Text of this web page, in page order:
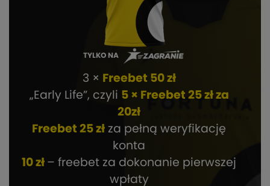
TYLKO NA
3 × Freebet 50 zł
„Early Life”, czyli 5 × Freebet 25 zł za
20zł
Freebet 25 zł za pełną weryfikację
konta
10 zł – freebet za dokonanie pierwszej
wpłaty